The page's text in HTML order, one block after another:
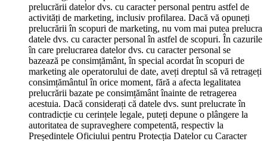
prelucrării datelor dvs. cu caracter personal pentru astfel de
activități de marketing, inclusiv profilarea. Dacă vă opuneți
prelucrării în scopuri de marketing, nu vom mai putea prelucra
datele dvs. cu caracter personal în astfel de scopuri. În cazurile
în care prelucrarea datelor dvs. cu caracter personal se
bazează pe consimțământ, în special acordat în scopuri de
marketing ale operatorului de date, aveți dreptul să vă retrageți
consimțământul în orice moment, fără a afecta legalitatea
prelucrării bazate pe consimțământ înainte de retragerea
acestuia. Dacă considerați că datele dvs. sunt prelucrate în
contradicție cu cerințele legale, puteți depune o plângere la
autoritatea de supraveghere competentă, respectiv la
Președintele Oficiului pentru Protecția Datelor cu Caracter